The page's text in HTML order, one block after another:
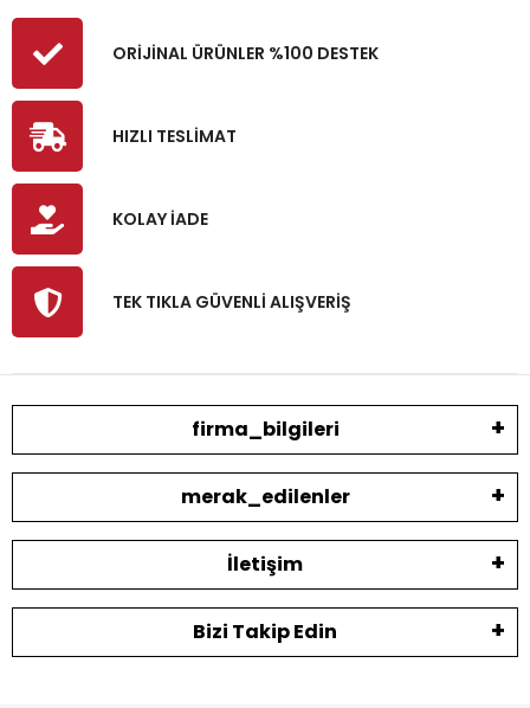
ORİJİNAL ÜRÜNLER %100 DESTEK
HIZLI TESLİMAT
KOLAY İADE
TEK TIKLA GÜVENLİ ALIŞVERİŞ
firma_bilgileri
merak_edilenler
İletişim
Bizi Takip Edin